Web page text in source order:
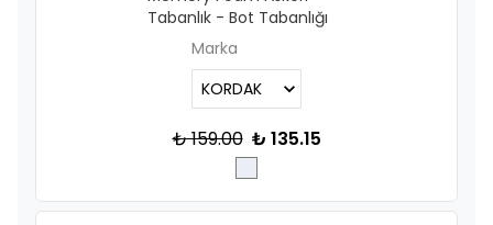
Tabanlık - Bot Tabanlığı
Marka
₺ 159.00 ₺ 135.15